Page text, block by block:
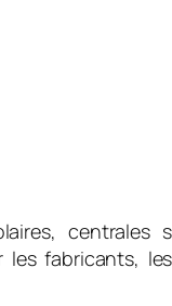
centrales
fabricants,